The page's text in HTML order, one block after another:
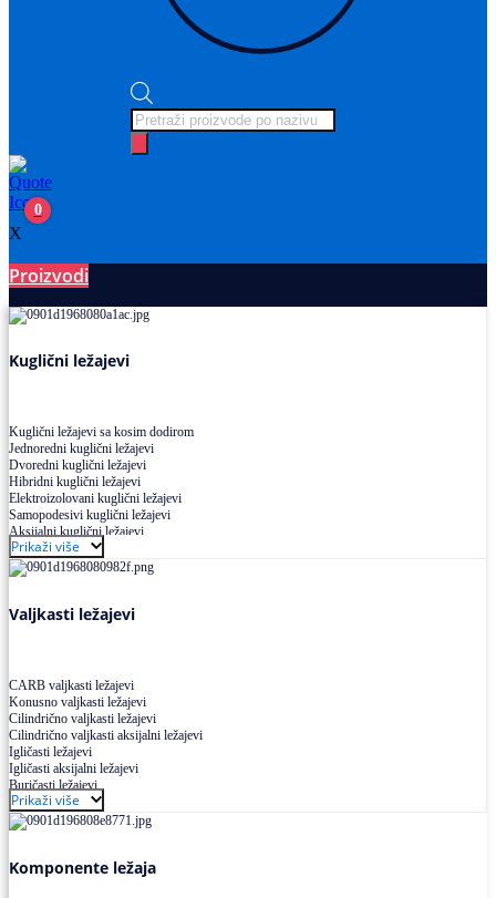
Products
search
0
X
Proizvodi
Kuglični ležajevi
Kuglični ležajevi sa kosim dodirom
Jednoredni kuglični ležajevi
Dvoredni kuglični ležajevi
Hibridni kuglični ležajevi
Elektroizolovani kuglični ležajevi
Samopodesivi kuglični ležajevi
Aksijalni kuglični ležajevi
Kuglični ležajevi od nerđajućeg čelika
Prikaži više
Valjkasti ležajevi
CARB valjkasti ležajevi
Konusno valjkasti ležajevi
Cilindrično valjkasti ležajevi
Cilindrično valjkasti aksijalni ležajevi
Igličasti ležajevi
Igličasti aksijalni ležajevi
Buričasti ležajevi
Buričasti zaptiveni ležajevi
Buričasti aksijalni ležajevi
Prikaži više
Komponente ležaja